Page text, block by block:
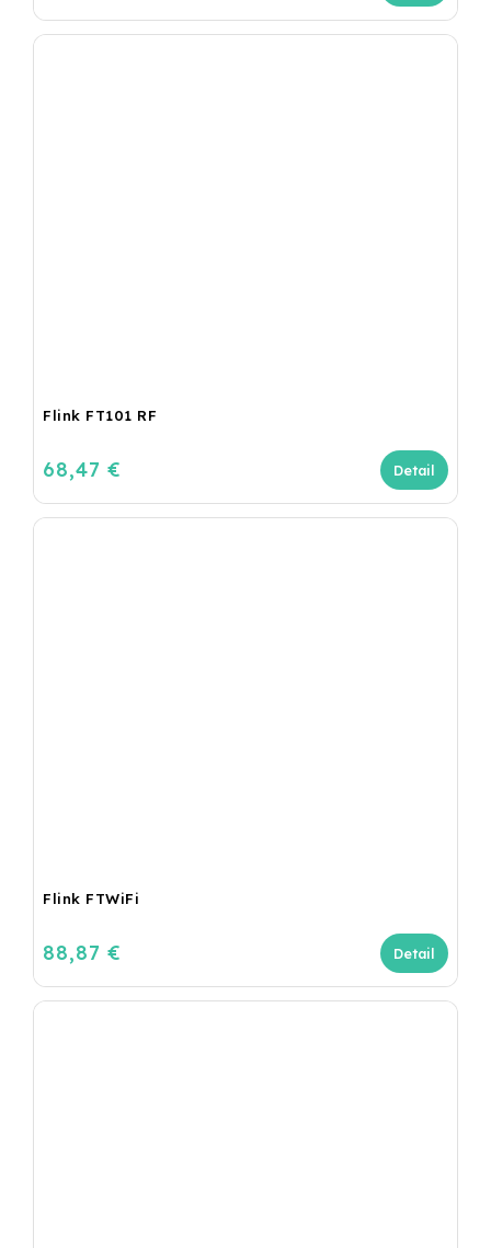
Flink FT101 RF
68,47 € Detail
Flink FTWiFi
88,87 € Detail